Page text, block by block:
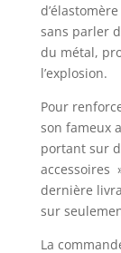
sans parler
du métal,
l’explosion.
Pour
son fameux
portant sur
accessoires
dernière
sur
La